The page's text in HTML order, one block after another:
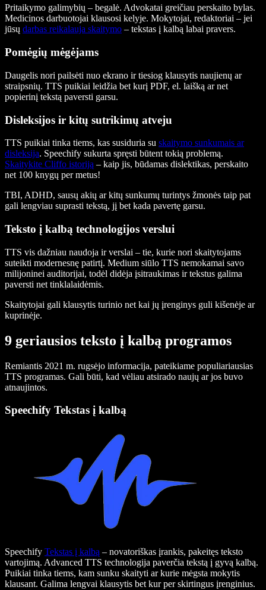
Pritaikymo galimybių – begalė. Advokatai greičiau perskaito bylas.
Medicinos darbuotojai klausosi kelyje. Mokytojai, redaktoriai – jei
jūsų darbas reikalauja skaitymo – tekstas į kalbą labai pravers.
Pomėgių mėgėjams
Daugelis nori pailsėti nuo ekrano ir tiesiog klausytis naujienų ar
straipsnių. TTS puikiai leidžia bet kurį PDF, el. laišką ar net
popierinį tekstą paversti garsu.
Disleksijos ir kitų sutrikimų atveju
TTS puikiai tinka tiems, kas susiduria su skaitymo sunkumais ar
disleksija. Speechify sukurta spręsti būtent tokią problemą.
Skaitykite Cliffo istoriją – kaip jis, būdamas dislektikas, perskaito
net 100 knygų per metus!
TBI, ADHD, sausų akių ar kitų sunkumų turintys žmonės taip pat
gali lengviau suprasti tekstą, jį bet kada pavertę garsu.
Teksto į kalbą technologijos verslui
TTS vis dažniau naudoja ir verslai – tie, kurie nori skaitytojams
suteikti modernesnę patirtį. Medium siūlo TTS nemokamai savo
milijoninei auditorijai, todėl didėja įsitraukimas ir tekstus galima
paversti net tinklalaidėmis.
Skaitytojai gali klausytis turinio net kai jų įrenginys guli kišenėje ar
kuprinėje.
9 geriausios teksto į kalbą programos
Remiantis 2021 m. rugsėjo informacija, pateikiame populiariausias
TTS programas. Gali būti, kad vėliau atsirado naujų ar jos buvo
atnaujintos.
Speechify Tekstas į kalbą
Speechify Tekstas į kalbą – novatoriškas įrankis, pakeitęs teksto
vartojimą. Advanced TTS technologija paverčia tekstą į gyvą kalbą.
Puikiai tinka tiems, kam sunku skaityti ar kurie mėgsta mokytis
klausant. Galima lengvai klausytis bet kur per skirtingus įrenginius.